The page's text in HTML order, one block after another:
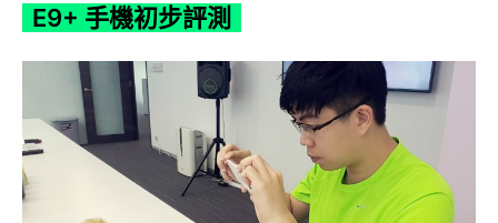
E9+ 手機初步評測